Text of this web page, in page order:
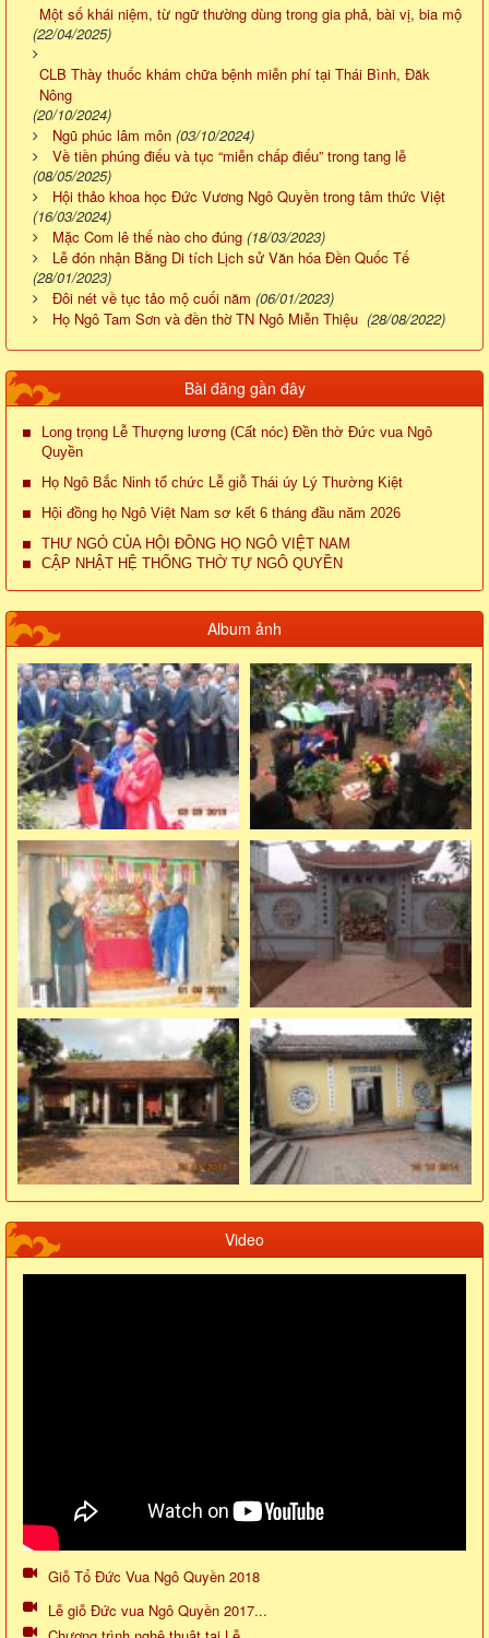
Một số khái niệm, từ ngữ thường dùng trong gia phả, bài vị, bia mộ
(22/04/2025)
CLB Thày thuốc khám chữa bệnh miễn phí tại Thái Bình, Đăk
Nông
(20/10/2024)
Ngũ phúc lâm môn (03/10/2024)
Về tiền phúng điếu và tục “miễn chấp điếu” trong tang lễ
(08/05/2025)
Hội thảo khoa học Đức Vương Ngô Quyền trong tâm thức Việt
(16/03/2024)
Mặc Com lê thế nào cho đúng (18/03/2023)
Lễ đón nhận Bằng Di tích Lịch sử Văn hóa Đền Quốc Tế
(28/01/2023)
Đôi nét về tục tảo mộ cuối năm (06/01/2023)
Họ Ngô Tam Sơn và đền thờ TN Ngô Miễn Thiệu (28/08/2022)
Bài đăng gần đây
Long trọng Lễ Thượng lương (Cất nóc) Đền thờ Đức vua Ngô
Quyền
Họ Ngô Bắc Ninh tổ chức Lễ giỗ Thái úy Lý Thường Kiệt
Hội đồng họ Ngô Việt Nam sơ kết 6 tháng đầu năm 2026
THƯ NGỎ CỦA HỘI ĐỒNG HỌ NGÔ VIỆT NAM
CẬP NHẬT HỆ THỐNG THỜ TỰ NGÔ QUYỀN
Album ảnh
Video
Giỗ Tổ Đức Vua Ngô Quyền 2018
Lễ giỗ Đức vua Ngô Quyền 2017...